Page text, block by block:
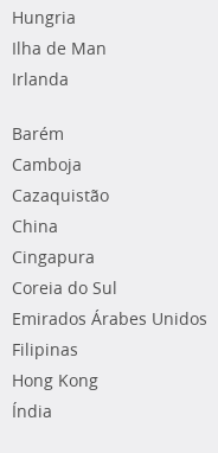
Hungria
Ilha de Man
Irlanda
Barém
Camboja
Cazaquistão
China
Cingapura
Coreia do Sul
Emirados Árabes Unidos
Filipinas
Hong Kong
Índia